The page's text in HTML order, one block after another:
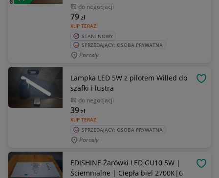
do negocjacji
KUP TERAZ
79zł
STAN: NOWY
SPRZEDAJĄCY: OSOBA PRYWATNA
Porosły
Lampka LED 5W z pilotem Willed do
szafki i lustra
do negocjacji
KUP TERAZ
39zł
SPRZEDAJĄCY: OSOBA PRYWATNA
Porosły
EDISHINE Żarówki LED GU10 5W |
Ściemnialne | Ciepła biel 2700K|6